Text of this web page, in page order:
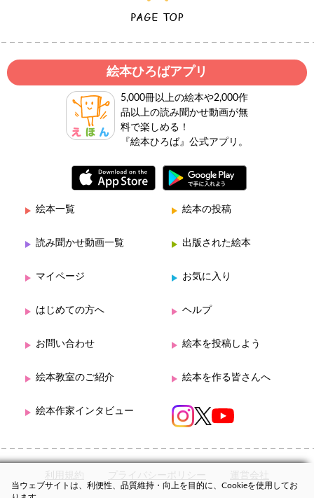
絵本ひろばアプリ
5,000冊以上の絵本や2,000作
品以上の読み聞かせ動画が無
料で楽しめる！
『絵本ひろば』公式アプリ。
絵本一覧 絵本の投稿
読み聞かせ動画一覧 出版された絵本
マイページ お気に入り
はじめての方へ ヘルプ
お問い合わせ 絵本を投稿しよう
絵本教室のご紹介 絵本を作る皆さんへ
絵本作家インタビュー
利用規約 プライバシーポリシー 運営会社
当ウェブサイトは、利便性、品質維持・向上を目的に、Cookieを使用してお